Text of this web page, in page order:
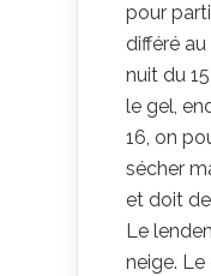
pour
différé
nuit du
le gel,
16, on
sécher
et doit
Le
neige. Le